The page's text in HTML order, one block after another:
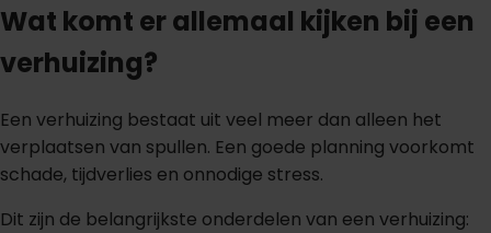
Wat komt er allemaal kijken bij een
verhuizing?
Een verhuizing bestaat uit veel meer dan alleen het
verplaatsen van spullen. Een goede planning voorkomt
schade, tijdverlies en onnodige stress.
Dit zijn de belangrijkste onderdelen van een verhuizing: